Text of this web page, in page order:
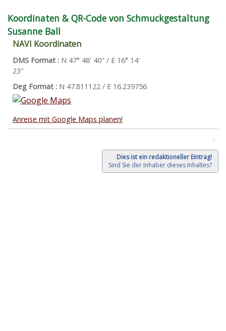
Koordinaten & QR-Code von Schmuckgestaltung
Susanne Ball
NAVI Koordinaten
DMS Format : N 47° 48' 40'' / E 16° 14'
23''
Deg Format : N 47.811122 / E 16.239756
Anreise mit Google Maps planen!
C
Dies ist ein redaktioneller Eintrag!
Sind Sie der Inhaber dieses Inhaltes?